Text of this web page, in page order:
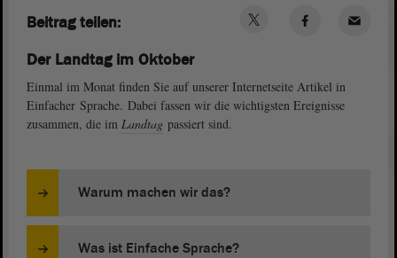
Der Landtag im Oktober
Einmal im Monat finden Sie auf unserer Internetseite Artikel in
Einfacher Sprache. Dabei fassen wir die wichtigsten Ereignisse
zusammen, die im Landtag passiert sind.
Warum machen wir das?
Was ist Einfache Sprache?
Beitrag teilen: